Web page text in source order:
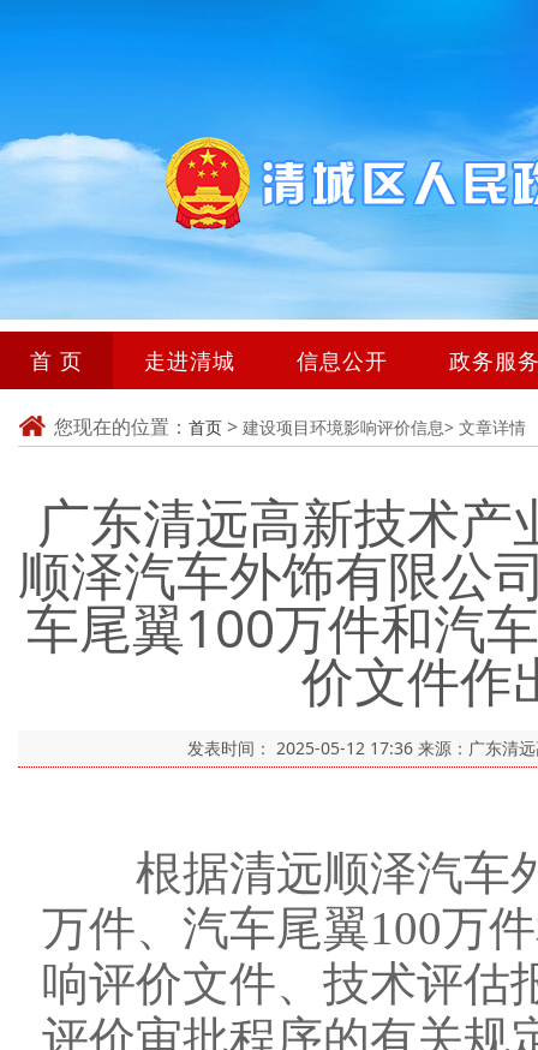
首 页 走进清城 信息公开 政务服
您现在的位置： 首页 > 建设项目环境影响评价信息> 文章详情
广东清远高新技术
顺泽汽车外饰有限公
车尾翼100万件和汽
价文件作
发表时间： 2025-05-12 17:36 来源：广东清
根据清远顺泽汽车外
万件、汽车尾翼100万
响评价文件、技术评估
评价审批程序的有关规